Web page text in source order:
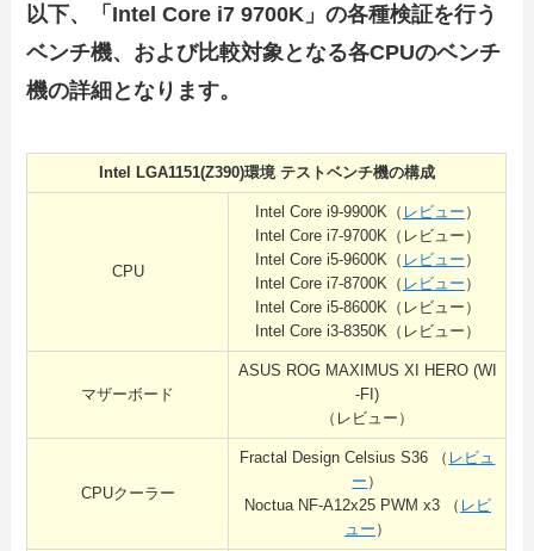
以下、「Intel Core i7 9700K」の各種検証を行う
ベンチ機、および比較対象となる各CPUのベンチ
機の詳細となります。
Intel LGA1151(Z390)環境 テストベンチ機の構成
CPU
Intel Core i9-9900K（ レビュー ）
Intel Core i7-9700K（レビュー）
Intel Core i5-9600K（ レビュー ）
Intel Core i7-8700K（ レビュー ）
Intel Core i5-8600K（レビュー）
Intel Core i3-8350K（レビュー）
マザーボード
ASUS ROG MAXIMUS XI HERO (WI
-FI)
（レビュー）
CPUクーラー
Fractal Design Celsius S36 （ レビュ
ー ）
Noctua NF-A12x25 PWM x3 （ レビ
ュー ）